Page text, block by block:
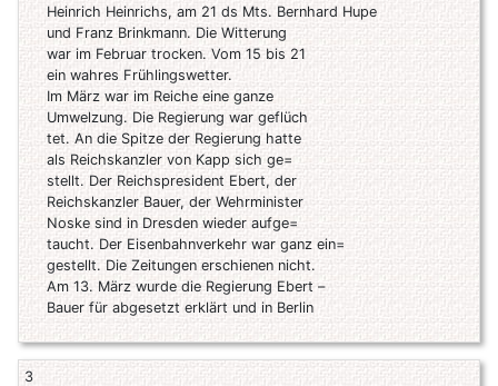
Heinrich Heinrichs, am 21 ds Mts. Bernhard Hupe
und Franz Brinkmann. Die Witterung
war im Februar trocken. Vom 15 bis 21
ein wahres Frühlingswetter.
Im März war im Reiche eine ganze
Umwelzung. Die Regierung war geflüch
tet. An die Spitze der Regierung hatte
als Reichskanzler von Kapp sich ge=
stellt. Der Reichspresident Ebert, der
Reichskanzler Bauer, der Wehrminister
Noske sind in Dresden wieder aufge=
taucht. Der Eisenbahnverkehr war ganz ein=
gestellt. Die Zeitungen erschienen nicht.
Am 13. März wurde die Regierung Ebert –
Bauer für abgesetzt erklärt und in Berlin
3